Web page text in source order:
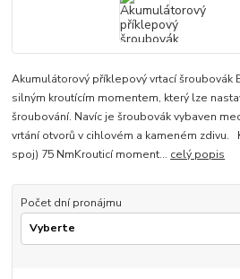
Akumulátorový příklepový vrtací šroubovák
silným kroutícím momentem, který lze
šroubování. Navíc je šroubovák vybaven
vrtání otvorů v cihlovém a kameném zdivu.
spoj) 75 NmKrouticí moment... celý popis
Počet dní pronájmu